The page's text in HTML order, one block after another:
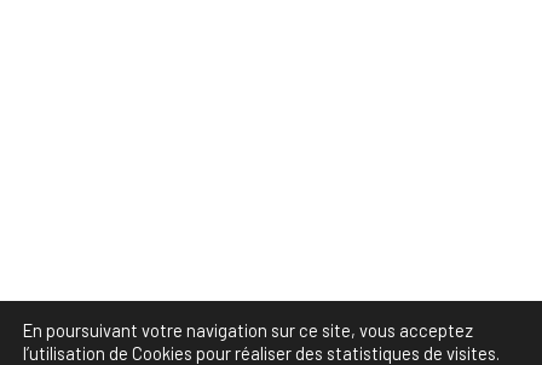
En poursuivant votre navigation sur ce site, vous acceptez
l’utilisation de Cookies pour réaliser des statistiques de visites.